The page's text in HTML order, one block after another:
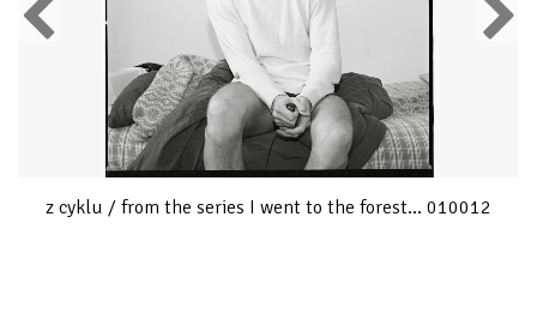
Previous
z cyklu / from the series I went to the forest... 010012
Next